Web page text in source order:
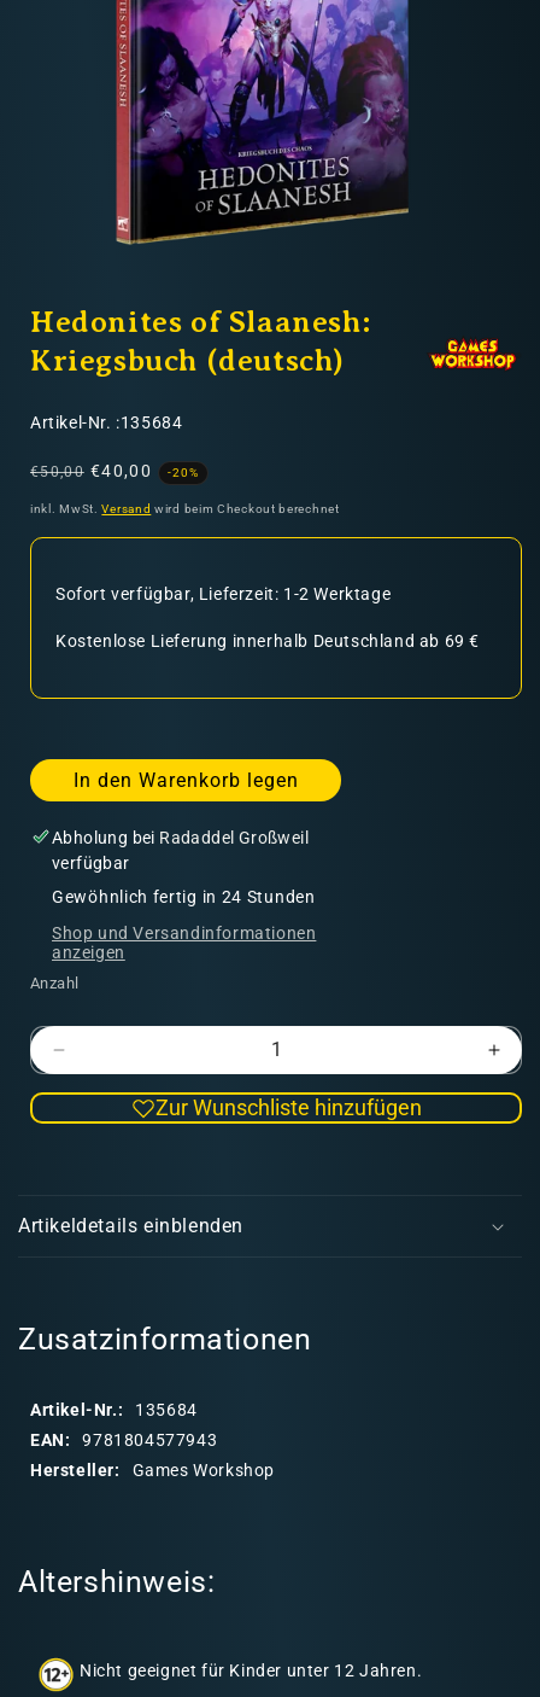
in
Modal
öffnen
Hedonites of Slaanesh:
Kriegsbuch (deutsch)
SKU:
Artikel-Nr. :135684
Normaler
Preis
€50,00 Verkaufspreis
€40,00 -20%
inkl. MwSt.Versand wird beim Checkout berechnet
Sofort verfügbar, Lieferzeit: 1-2 Werktage
Kostenlose Lieferung innerhalb Deutschland ab 69 €
In den Warenkorb legen
Abholung bei Radaddel Großweil
verfügbar
Gewöhnlich fertig in 24 Stunden
Shop und Versandinformationen
anzeigen
Anzahl
Slaanesh:
Kriegsbuch
Zur Wunschliste hinzufügen
n
a
b
I
Artikeldetails einblenden
Zusatzinformationen
Artikel-Nr.:
135684
EAN:
9781804577943
Hersteller:
Games Workshop
Altershinweis:
Nicht geeignet für Kinder unter 12 Jahren.
Nicht-EU: kein kostenloser Versand
Lieferungen in Nicht-EU-Länder (z. B. Schweiz)
nicht im Kaufpreis oder in
den Versandkosten enthalten